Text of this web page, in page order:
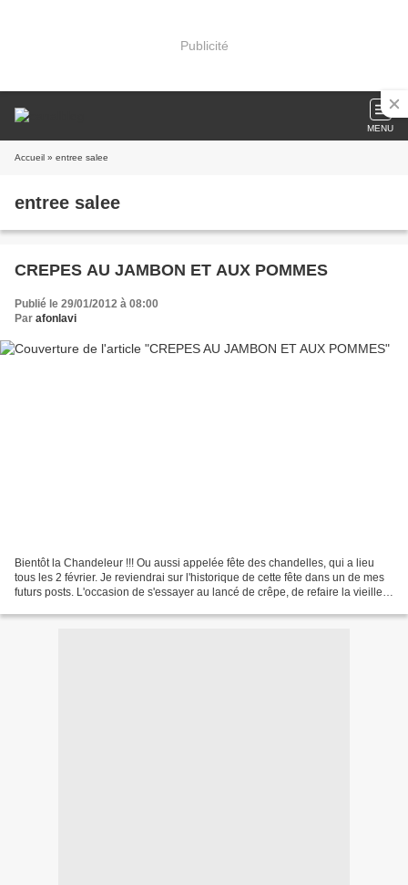
Publicité
MENU
Accueil » entree salee
entree salee
CREPES AU JAMBON ET AUX POMMES
Publié le 29/01/2012 à 08:00
Par afonlavi
Bientôt la Chandeleur !!! Ou aussi appelée fête des chandelles, qui a lieu
tous les 2 février. Je reviendrai sur l'historique de cette fête dans un de mes
futurs posts. L'occasion de s'essayer au lancé de crêpe, de refaire la vieille